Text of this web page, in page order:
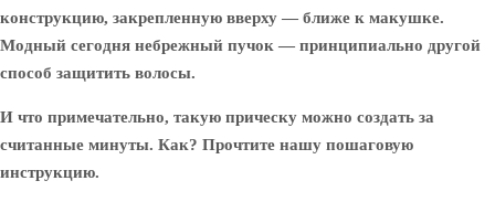
конструкцию, закрепленную вверху — ближе к макушке.
Модный сегодня небрежный пучок — принципиально другой
способ защитить волосы.
И что примечательно, такую ​​прическу можно создать за
считанные минуты. Как? Прочтите нашу пошаговую
инструкцию.